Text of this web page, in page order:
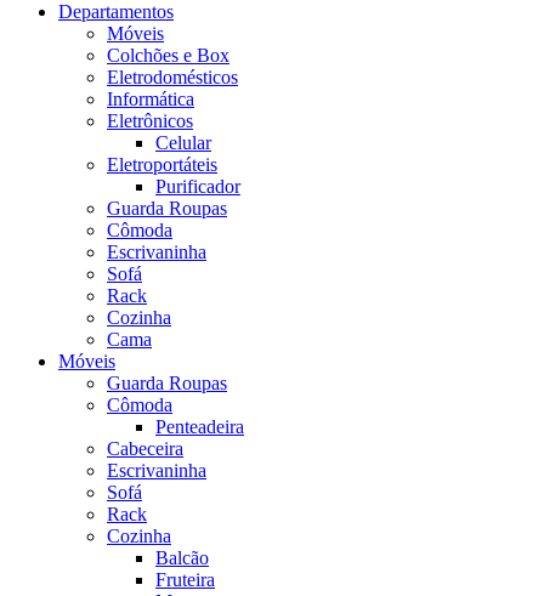
Departamentos
Móveis
Colchões e Box
Eletrodomésticos
Informática
Eletrônicos
Celular
Eletroportáteis
Purificador
Guarda Roupas
Cômoda
Escrivaninha
Sofá
Rack
Cozinha
Cama
Móveis
Guarda Roupas
Cômoda
Penteadeira
Cabeceira
Escrivaninha
Sofá
Rack
Cozinha
Balcão
Fruteira